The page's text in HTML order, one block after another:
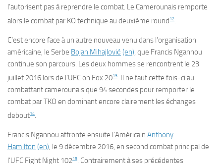
l’autorisent pas à reprendre le combat. Le Camerounais remporte
alors le combat par KO technique au deuxième round12.
C’est encore face à un autre nouveau venu dans l’organisation
américaine, le Serbe Bojan Mihajlović (en), que Francis Ngannou
continue son parcours. Les deux hommes se rencontrent le 23
juillet 2016 lors de l’UFC on Fox 2013. Il ne faut cette fois-ci au
combattant camerounais que 94 secondes pour remporter le
combat par TKO en dominant encore clairement les échanges
debout14.
Francis Ngannou affronte ensuite l’Américain Anthony
Hamilton (en), le 9 décembre 2016, en second combat principal de
l’UFC Fight Night 10215. Contrairement à ses précédentes